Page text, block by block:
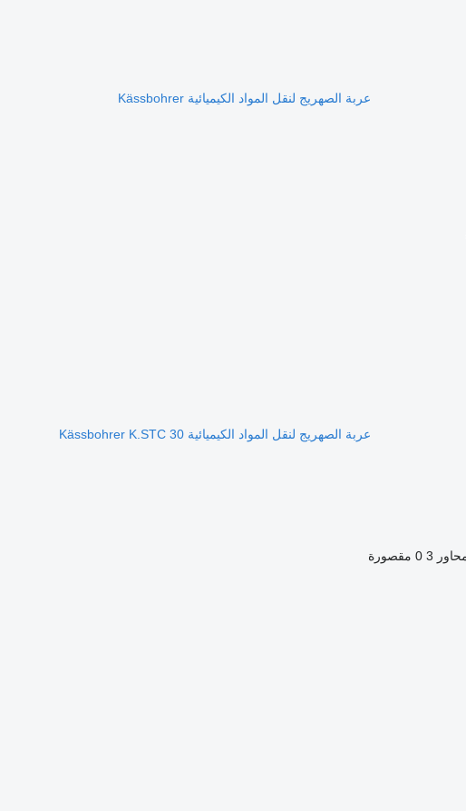
عربة الصهريج لنقل المواد الكيميائية Kässbohrer
عربة الصهريج لنقل المواد الكيميائية Kässbohrer K.STC 30
3 0 مقصورة